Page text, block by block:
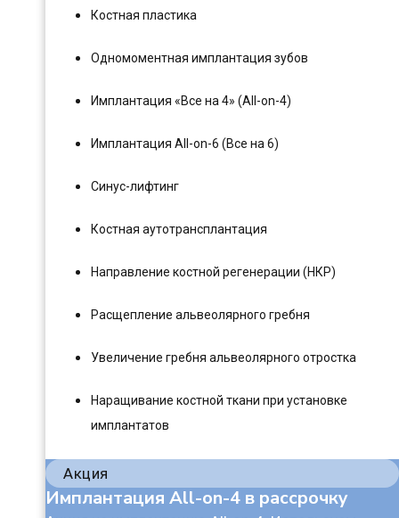
Костная пластика
Одномоментная имплантация зубов
Имплантация «Все на 4» (All-on-4)
Имплантация All-on-6 (Все на 6)
Синус-лифтинг
Костная аутотрансплантация
Направление костной регенерации (НКР)
Расщепление альвеолярного гребня
Увеличение гребня альвеолярного отростка
Наращивание костной ткани при установке
имплантатов
Акция
Имплантация All-on-4 в рассрочку